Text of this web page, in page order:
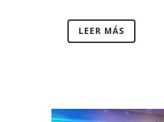
LEER MÁS